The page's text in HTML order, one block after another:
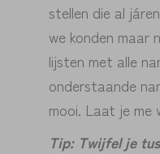
stellen die al
we konden maar
lijsten met alle
onderstaande
mooi. Laat je me
Tip: Twijfel je